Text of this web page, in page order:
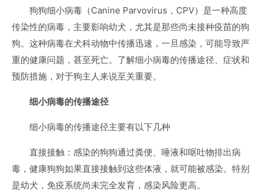
狗狗细小病毒（Canine Parvovirus，CPV）是一种高度
传染性的病毒，主要影响幼犬，尤其是那些尚未接种疫苗的狗
狗。这种病毒在犬科动物中传播迅速，一旦感染，可能导致严
重的健康问题，甚至死亡。了解细小病毒的传播途径、症状和
预防措施，对于狗主人来说至关重要。
细小病毒的传播途径
细小病毒的传播途径主要有以下几种
直接接触：感染的狗狗通过粪便、唾液和呕吐物排出病
毒，健康狗狗如果直接接触到这些体液，就可能被感染。特别
是幼犬，免疫系统尚未完全发育，感染风险更高。